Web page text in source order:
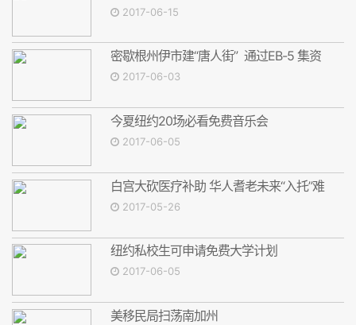
2017-06-15
密歇根州伊市建“唐人街” 通过EB-5 集资
2017-06-03
今夏纽约20场必看免费音乐会
2017-06-05
白宫大砍医疗补助 华人耆老未来“入托”难
2017-05-26
纽约私校生可申请免费大学计划
2017-06-05
美移民局扫荡南加州